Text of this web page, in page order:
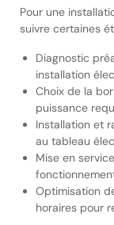
Pour une
suivre certaines
Diagnostic
installation
Choix de la
puissance
Installation et
au tableau
Mise en
Optimisation
horaires pour